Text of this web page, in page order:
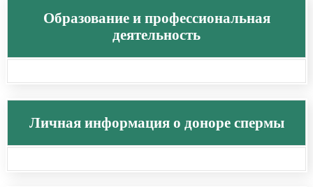
Образование и профессиональная
деятельность
Личная информация о доноре спермы